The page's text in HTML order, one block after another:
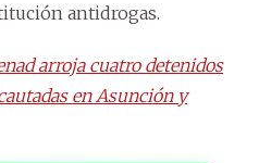
antidrogas.
arroja cuatro detenidos
en Asunción y